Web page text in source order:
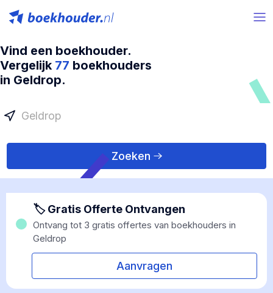
Vind een boekhouder.
Vergelijk 77 boekhouders
in Geldrop.
Zoeken
🏷 Gratis Offerte Ontvangen
Ontvang tot 3 gratis offertes van boekhouders in
Geldrop
Aanvragen